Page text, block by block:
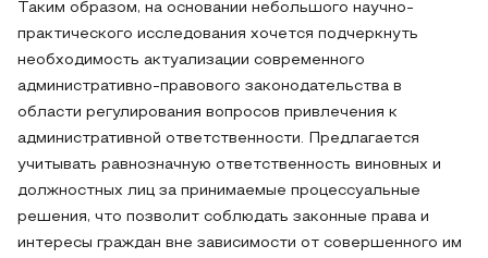
Таким образом, на основании небольшого научно-
практического исследования хочется подчеркнуть
необходимость актуализации современного
административно-правового законодательства в
области регулирования вопросов привлечения к
административной ответственности. Предлагается
учитывать равнозначную ответственность виновных и
должностных лиц за принимаемые процессуальные
решения, что позволит соблюдать законные права и
интересы граждан вне зависимости от совершенного им